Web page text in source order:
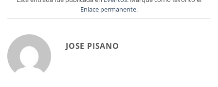
Enlace permanente.
JOSE PISANO